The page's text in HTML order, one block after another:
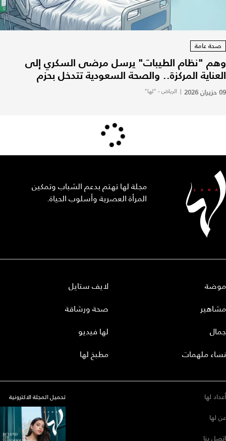
صحة عامة
وهم "نظام الطيبات" يرسل مرضى السكري إلى
العناية المركزة.. والصحة السعودية تتدخل بحزم
09 حزيران 2026 | الرياض - "لها"
مجلة لها تهتم بدعم الشباب وتمكين
المرأة العصرية وأسلوب الحياة.
موضة
مشاهير
جمال
نساء ملهمات
لايف ستايل
صحة ورشاقة
لها فيديو
مطبخ لها
أعداد لها
عن لها
إتصل بنا
تحميل المجلة الاكترونية